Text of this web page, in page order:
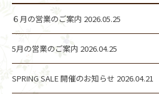
６月の営業のご案内 2026.05.25
5月の営業のご案内 2026.04.25
SPRING SALE 開催のお知らせ 2026.04.21